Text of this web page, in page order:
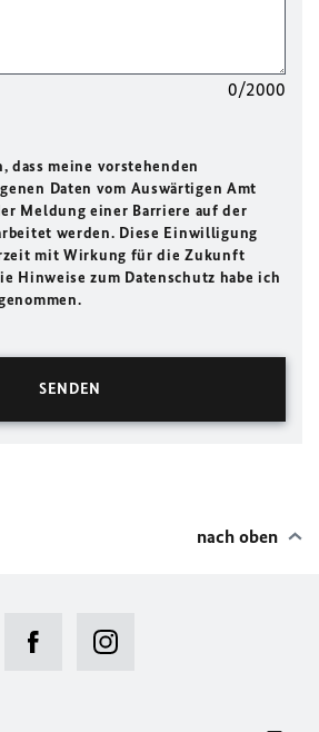
0/2000
dass meine vorstehenden
Daten vom Auswärtigen Amt
Meldung einer Barriere auf der
werden. Diese Einwilligung
mit Wirkung für die Zukunft
Hinweise zum Datenschutz habe ich
nach oben